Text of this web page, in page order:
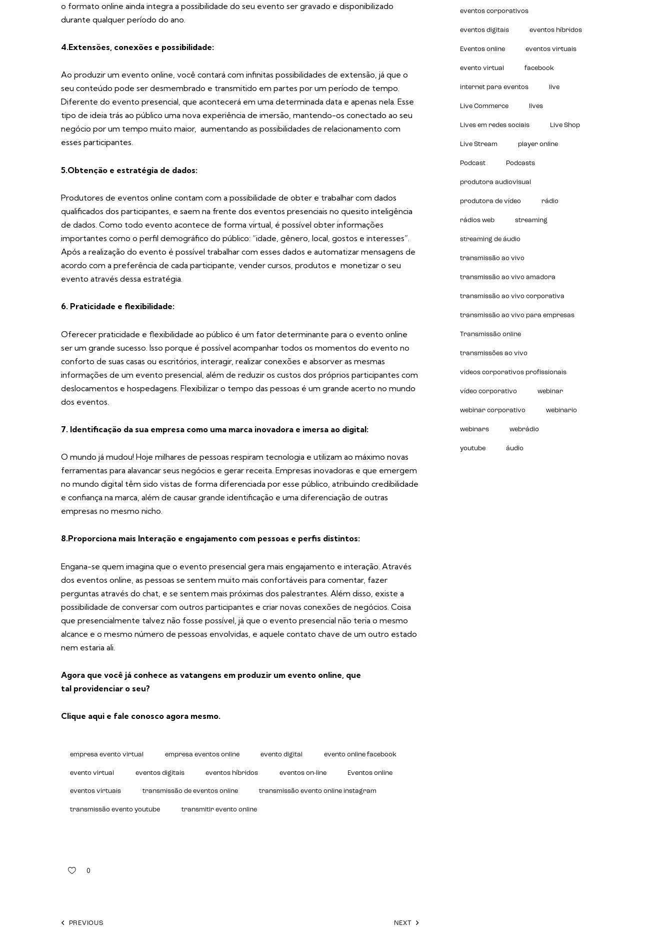
o formato online ainda integra a possibilidade do seu evento ser gravado e disponibilizado
durante qualquer período do ano.
4.Extensões, conexões e possibilidade:
Ao produzir um evento online, você contará com infinitas possibilidades de extensão, já que o
seu conteúdo pode ser desmembrado e transmitido em partes por um período de tempo.
Diferente do evento presencial, que acontecerá em uma determinada data e apenas nela. Esse
tipo de ideia trás ao público uma nova experiência de imersão, mantendo-os conectado ao seu
negócio por um tempo muito maior, aumentando as possibilidades de relacionamento com
esses participantes.
5.Obtenção e estratégia de dados:
Produtores de eventos online contam com a possibilidade de obter e trabalhar com dados
qualificados dos participantes, e saem na frente dos eventos presenciais no quesito inteligência
de dados. Como todo evento acontece de forma virtual, é possível obter informações
importantes como o perfil demográfico do público: “idade, gênero, local, gostos e interesses”.
Após a realização do evento é possível trabalhar com esses dados e automatizar mensagens de
acordo com a preferência de cada participante, vender cursos, produtos e monetizar o seu
evento através dessa estratégia.
6. Praticidade e flexibilidade:
Oferecer praticidade e flexibilidade ao público é um fator determinante para o evento online
ser um grande sucesso. Isso porque é possível acompanhar todos os momentos do evento no
conforto de suas casas ou escritórios, interagir, realizar conexões e absorver as mesmas
informações de um evento presencial, além de reduzir os custos dos próprios participantes com
deslocamentos e hospedagens. Flexibilizar o tempo das pessoas é um grande acerto no mundo
dos eventos.
7. Identificação da sua empresa como uma marca inovadora e imersa ao digital:
O mundo já mudou! Hoje milhares de pessoas respiram tecnologia e utilizam ao máximo novas
ferramentas para alavancar seus negócios e gerar receita. Empresas inovadoras e que emergem
no mundo digital têm sido vistas de forma diferenciada por esse público, atribuindo credibilidade
e confiança na marca, além de causar grande identificação e uma diferenciação de outras
empresas no mesmo nicho.
8.Proporciona mais Interação e engajamento com pessoas e perfis distintos:
Engana-se quem imagina que o evento presencial gera mais engajamento e interação. Através
dos eventos online, as pessoas se sentem muito mais confortáveis para comentar, fazer
perguntas através do chat, e se sentem mais próximas dos palestrantes. Além disso, existe a
possibilidade de conversar com outros participantes e criar novas conexões de negócios. Coisa
que presencialmente talvez não fosse possível, já que o evento presencial não teria o mesmo
alcance e o mesmo número de pessoas envolvidas, e aquele contato chave de um outro estado
nem estaria ali.
Agora que você já conhece as vatangens em produzir um evento online, que
tal providenciar o seu?
Clique aqui e fale conosco agora mesmo.
empresa evento virtual empresa eventos online evento digital evento online facebook
evento virtual eventos digitais eventos híbridos eventos on-line Eventos online
eventos virtuais transmissão de eventos online transmissão evento online instagram
transmissão evento youtube transmitir evento online
0
PREVIOUS NEXT
eventos corporativos
eventos digitais eventos híbridos
Eventos online eventos virtuais
evento virtual facebook
internet para eventos live
Live Commerce lives
Lives em redes sociais Live Shop
Live Stream player online
Podcast Podcasts
produtora audiovisual
produtora de vídeo rádio
rádios web streaming
streaming de áudio
transmissão ao vivo
transmissão ao vivo amadora
transmissão ao vivo corporativa
transmissão ao vivo para empresas
Transmissão online
transmissões ao vivo
videos corporativos profissionais
vídeo corporativo webinar
webinar corporativo webinario
webinars webrádio
youtube áudio